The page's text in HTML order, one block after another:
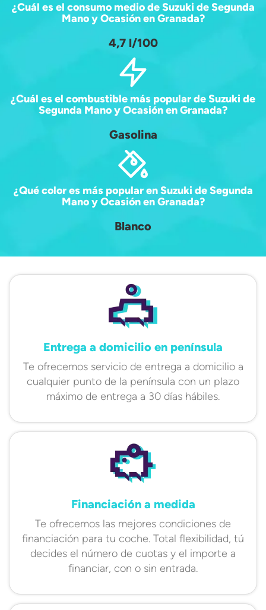
¿Cuál es el consumo medio de Suzuki de Segunda
Mano y Ocasión en Granada?
4,7 l/100
¿Cuál es el combustible más popular de Suzuki de
Segunda Mano y Ocasión en Granada?
Gasolina
¿Qué color es más popular en Suzuki de Segunda
Mano y Ocasión en Granada?
Blanco
Entrega a domicilio en península
Te ofrecemos servicio de entrega a domicilio a
cualquier punto de la península con un plazo
máximo de entrega a 30 días hábiles.
Financiación a medida
Te ofrecemos las mejores condiciones de
financiación para tu coche. Total flexibilidad, tú
decides el número de cuotas y el importe a
financiar, con o sin entrada.